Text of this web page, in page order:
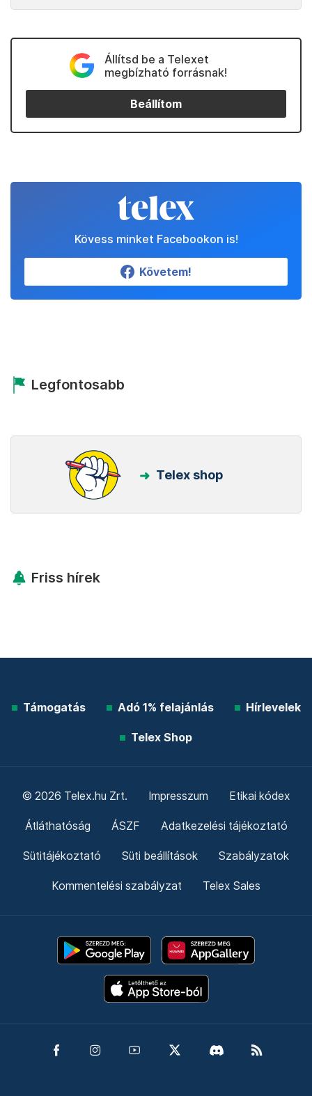
Állítsd be a Telexet
megbízható forrásnak!
Beállítom
Kövess minket Facebookon is!
Követem!
Legfontosabb
Telex shop
Friss hírek
Támogatás Adó 1% felajánlás Hírlevelek
Telex Shop
© 2026 Telex.hu Zrt. Impresszum Etikai kódex
Átláthatóság ÁSZF Adatkezelési tájékoztató
Sütitájékoztató Süti beállítások Szabályzatok
Kommentelési szabályzat Telex Sales